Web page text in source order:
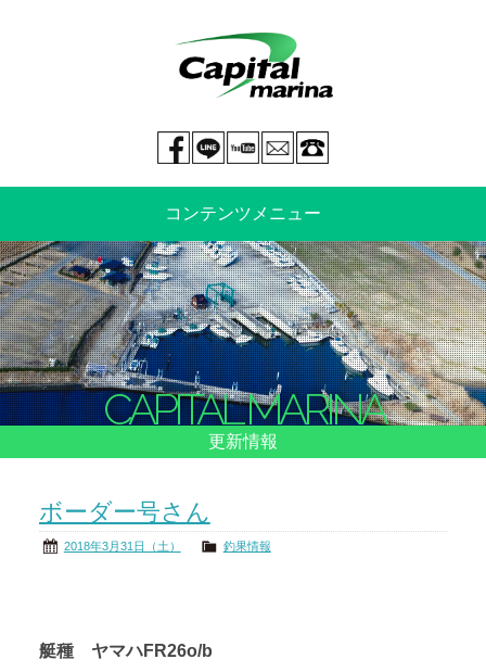
mail
You tube
LINE@
Facebook page
コンテンツメニュー
中古艇情報 新艇情報
船のご売却 整備・特殊艤装
船舶保険 マリーナ情報・料金表
茨城の海
CAPITAL MARINA
更新情報
ボーダー号さん
2018年3月31日（土） 釣果情報
艇種 ヤマハFR26o/b